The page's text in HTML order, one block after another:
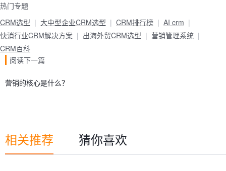
热门专题
CRM选型
大中型企业CRM选型 CRM排行榜
AI crm
快消行业CRM解决方案
出海外贸CRM选型
营销管理系统
CRM百科
阅读下一篇
营销的核心是什么？
相关推荐 猜你喜欢